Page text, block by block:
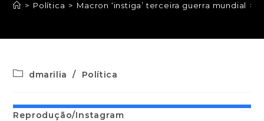
> Política > Macron ‘instiga’ terceira guerra mundial >
dmarilia / Política
Reprodução/Instagram